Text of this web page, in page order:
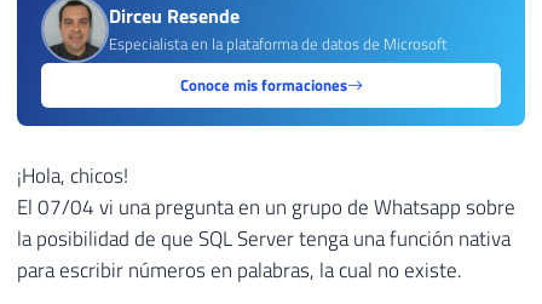
Dirceu Resende
Especialista en la plataforma de datos de Microsoft
Conoce mis formaciones
¡Hola, chicos!
El 07/04 vi una pregunta en un grupo de Whatsapp sobre
la posibilidad de que SQL Server tenga una función nativa
para escribir números en palabras, la cual no existe.